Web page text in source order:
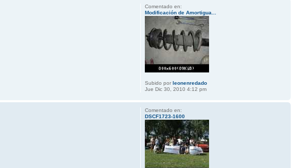
Comentado en:
Modificación de Amortigua...
Subido por leonenredado
Jue Dic 30, 2010 4:12 pm
Comentado en:
DSCF1723-1600